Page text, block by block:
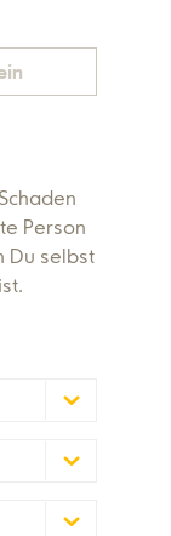
Person
Du selbst